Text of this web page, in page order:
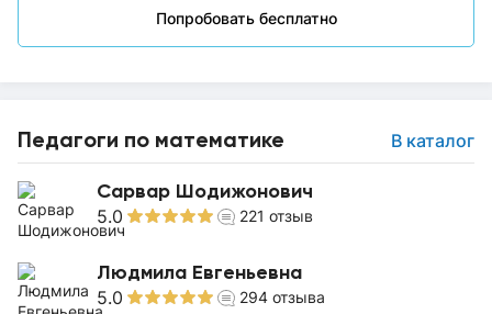
Попробовать бесплатно
Педагоги по математике В каталог
Сарвар Шодижонович
5.0 221 отзыв
Людмила Евгеньевна
5.0 294 отзыва